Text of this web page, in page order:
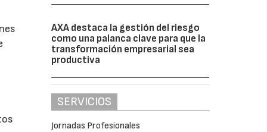
AXA destaca la gestión del riesgo
como una palanca clave para que la
transformación empresarial sea
productiva
SERVICIOS
Jornadas Profesionales